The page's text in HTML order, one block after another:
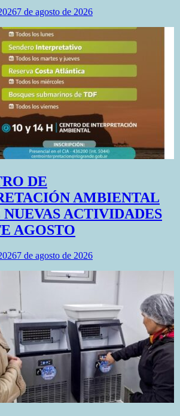
7 de agosto de 2026
DE
AMBIENTAL
NUEVAS ACTIVIDADES
AGOSTO
7 de agosto de 2026